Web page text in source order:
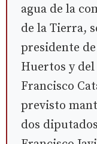
agua de la
de la Tierra,
presidente
Huertos y
Francisco
previsto
dos